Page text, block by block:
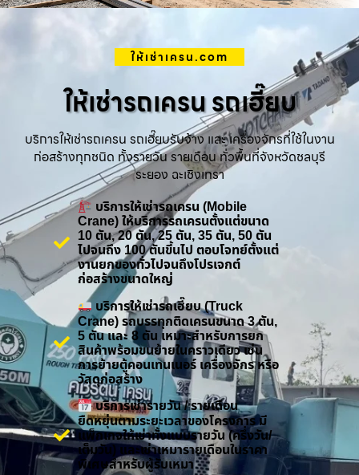
ให้เช่าเครน.com
ให้เช่ารถเครน รถเฮี๊ยบ
บริการให้เช่ารถเครน รถเฮี๊ยบรับจ้าง และ เครื่องจักรที่ใช้ในงาน
ก่อสร้างทุกชนิด ทั้งรายวัน รายเดือน ทั่วพื้นที่จังหวัดชลบุรี
ระยอง ฉะเชิงเทรา
บริการให้เช่ารถเครน (Mobile
Crane) ให้บริการรถเครนตั้งแต่ขนาด
10 ตัน, 20 ตัน, 25 ตัน, 35 ตัน, 50 ตัน
ไปจนถึง 100 ตันขึ้นไป ตอบโจทย์ตั้งแต่
งานยกของทั่วไปจนถึงโปรเจกต์
ก่อสร้างขนาดใหญ่
บริการให้เช่ารถเฮี๊ยบ (Truck
Crane) รถบรรทุกติดเครนขนาด 3 ตัน,
5 ตัน และ 8 ตัน เหมาะสำหรับการยก
สินค้าพร้อมขนย้ายในคราวเดียว เช่น
การย้ายตู้คอนเทนเนอร์ เครื่องจักร หรือ
วัสดุก่อสร้าง
บริการเช่ารายวัน / รายเดือน
ยืดหยุ่นตามระยะเวลาของโครงการ มี
แพ็กเกจให้เช่าทั้งแบบรายวัน (ครึ่งวัน/
เต็มวัน) และเช่าเหมารายเดือนในราคา
พิเศษสำหรับผู้รับเหมา